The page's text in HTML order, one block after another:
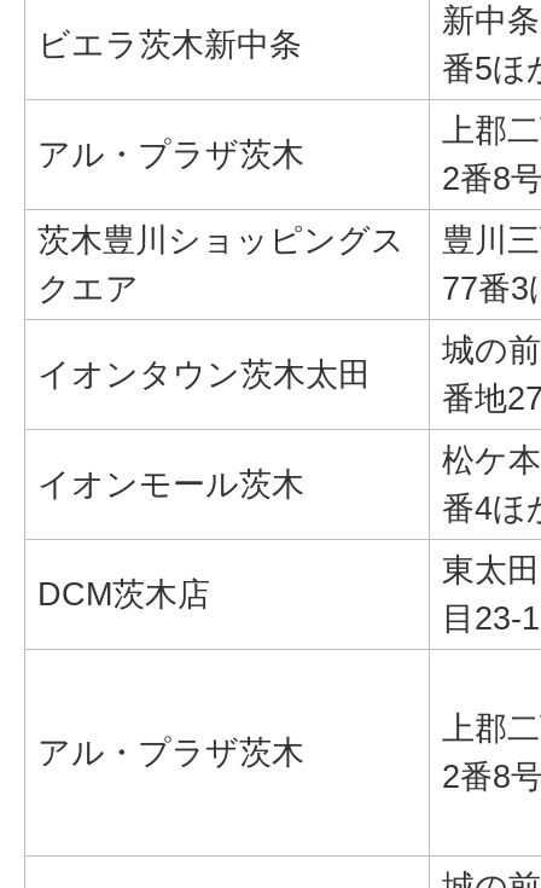
ビエラ茨木新中条
新中
番5ほ
アル・プラザ茨木
上郡
2番8
茨木豊川ショッピングス
クエア
豊川
77番3
イオンタウン茨木太田
城の
番地
イオンモール茨木
松ケ
番4ほ
DCM茨木店
東太
目23-1
アル・プラザ茨木
上郡
2番8